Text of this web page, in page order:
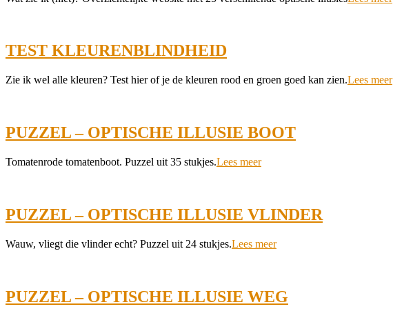
TEST KLEURENBLINDHEID
2021-
Zie ik wel alle kleuren? Test hier of je de kleuren rood en groen goed kan zien.Lees meer
PUZZEL – OPTISCHE ILLUSIE BOOT
2021-
Tomatenrode tomatenboot. Puzzel uit 35 stukjes.Lees meer
PUZZEL – OPTISCHE ILLUSIE VLINDER
2021-
Wauw, vliegt die vlinder echt? Puzzel uit 24 stukjes.Lees meer
PUZZEL – OPTISCHE ILLUSIE WEG